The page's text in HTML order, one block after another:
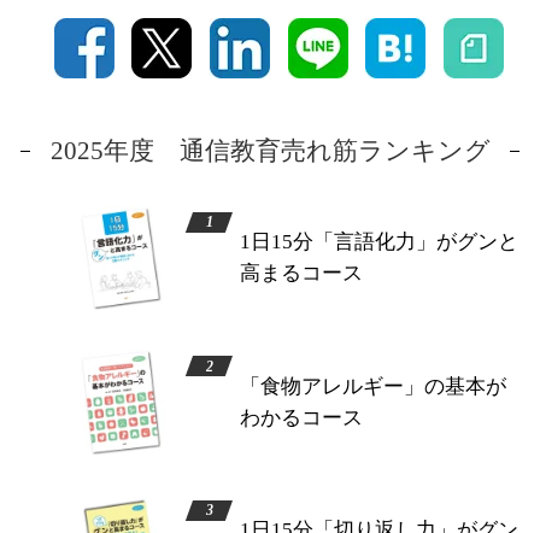
2025年度 通信教育売れ筋ランキング
1日15分「言語化力」がグンと
高まるコース
「食物アレルギー」の基本が
わかるコース